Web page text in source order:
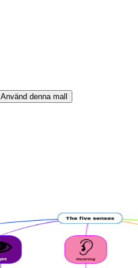
Använd denna mall